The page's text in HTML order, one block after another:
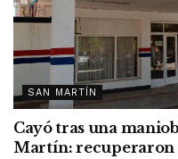
SAN MARTÍN
Cayó tras una
Martín: recuperaron